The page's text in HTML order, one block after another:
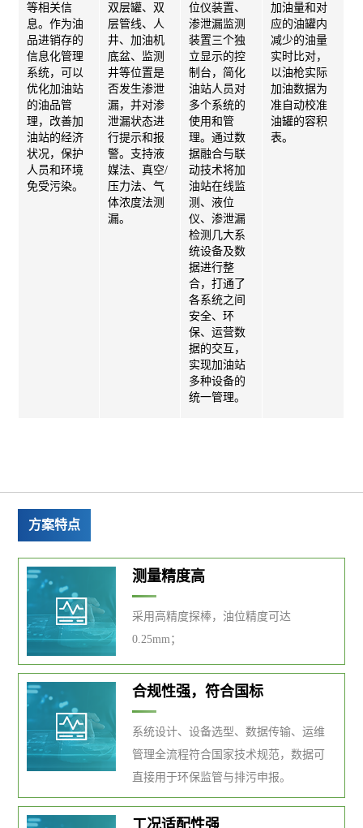
等相关信
息。作为油
品进销存的
信息化管理
系统，可以
优化加油站
的油品管
理，改善加
油站的经济
状况，保护
人员和环境
免受污染。
双层罐、双
层管线、人
井、加油机
底盆、监测
井等位置是
否发生渗泄
漏，并对渗
泄漏状态进
行提示和报
警。支持液
媒法、真空/
压力法、气
体浓度法测
漏。
位仪装置、
渗泄漏监测
装置三个独
立显示的控
制台，简化
油站人员对
多个系统的
使用和管
理。通过数
据融合与联
动技术将加
油站在线监
测、液位
仪、渗泄漏
检测几大系
统设备及数
据进行整
合，打通了
各系统之间
安全、环
保、运营数
据的交互，
实现加油站
多种设备的
统一管理。
加油量和对
应的油罐内
减少的油量
实时比对，
以油枪实际
加油数据为
准自动校准
油罐的容积
表。
方案特点
测量精度高
采用高精度探棒，油位精度可达
0.25mm；
合规性强，符合国标
系统设计、设备选型、数据传输、运维
管理全流程符合国家技术规范，数据可
直接用于环保监管与排污申报。